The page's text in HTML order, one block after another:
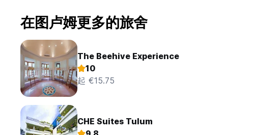
在图卢姆更多的旅舍
The Beehive Experience
10
起 €15.75
CHE Suites Tulum